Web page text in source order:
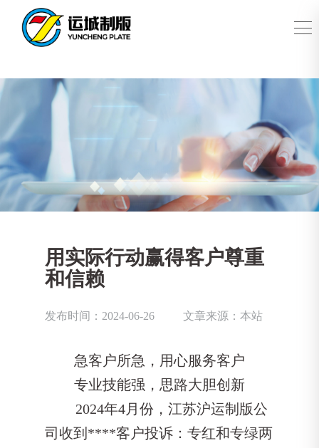
用实际行动赢得客户尊重
和信赖
发布时间：2024-06-26 文章来源：本站
急客户所急，用心服务客户
专业技能强，思路大胆创新
2024年4月份，江苏沪运制版公
司收到****客户投诉：专红和专绿两